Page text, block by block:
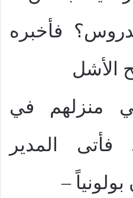
فأخبره
الأشل
منزلهم في
فأتى المدير
–